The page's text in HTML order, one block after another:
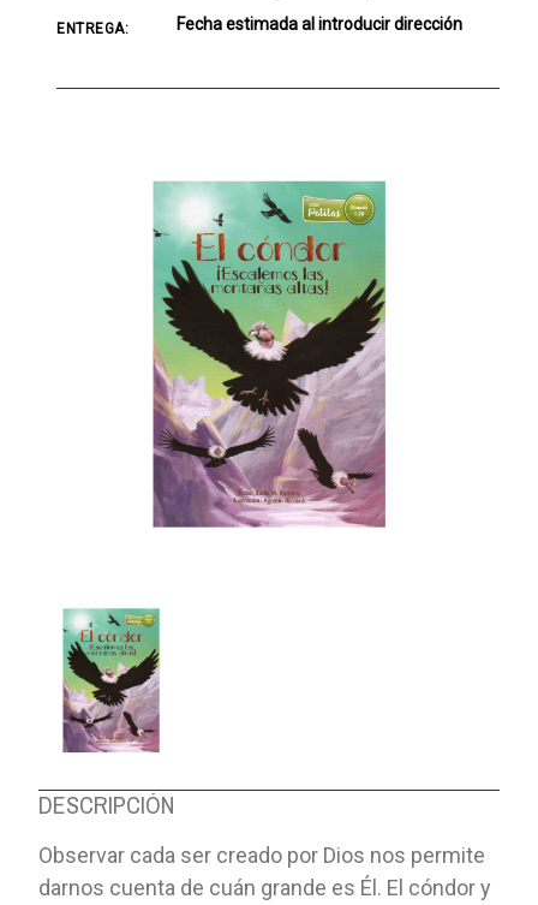
DESCRIPCIÓN
Observar cada ser creado por Dios nos permite
darnos cuenta de cuán grande es Él. El cóndor y
ENTREGA: Fecha estimada al introducir dirección